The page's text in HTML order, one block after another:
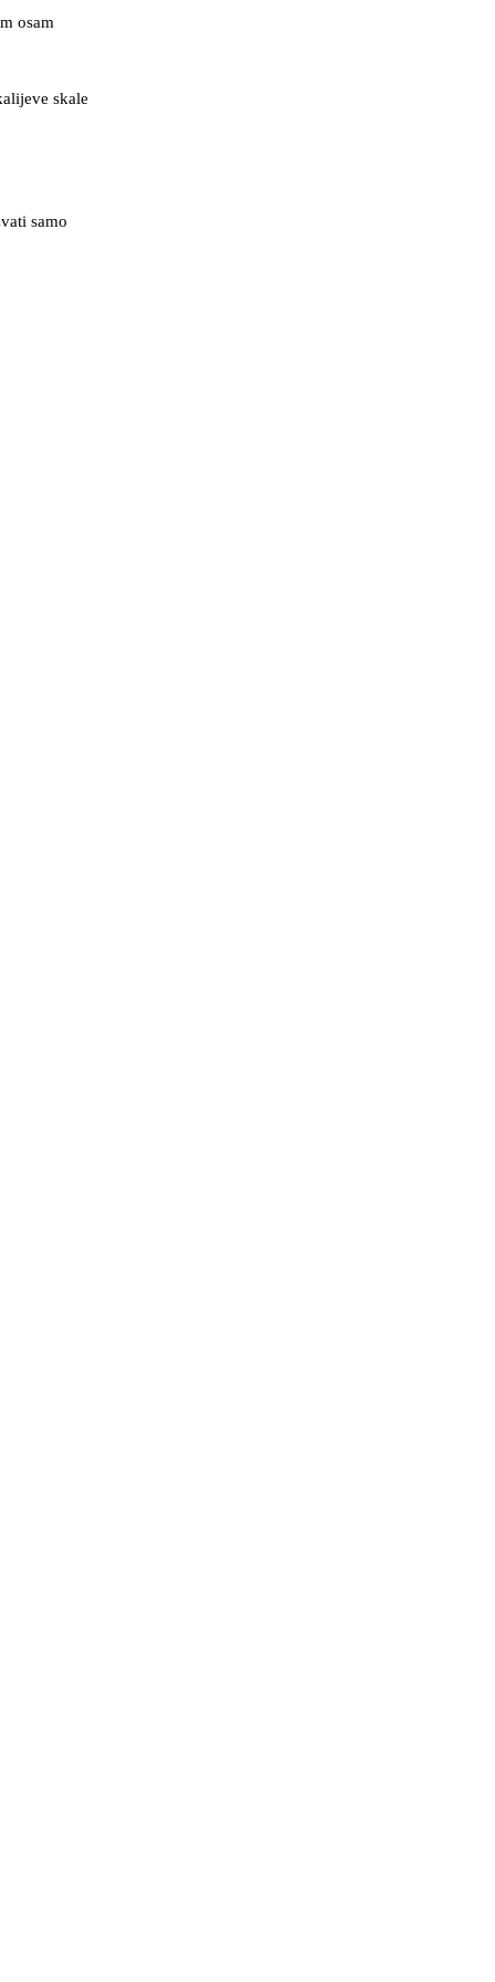
osam
skale
samo